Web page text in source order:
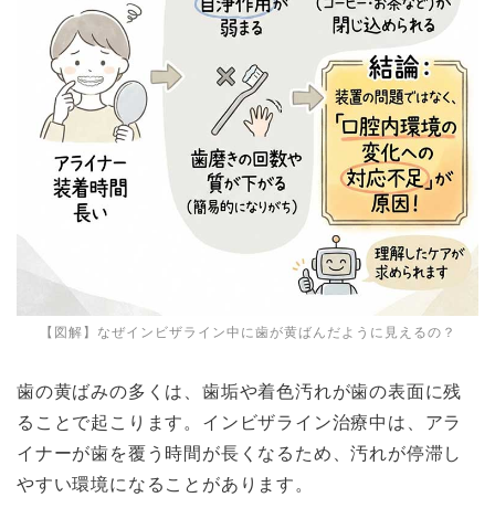
【図解】なぜインビザライン中に歯が黄ばんだように見えるの？
歯の黄ばみの多くは、歯垢や着色汚れが歯の表面に残
ることで起こります。インビザライン治療中は、アラ
イナーが歯を覆う時間が長くなるため、汚れが停滞し
やすい環境になることがあります。